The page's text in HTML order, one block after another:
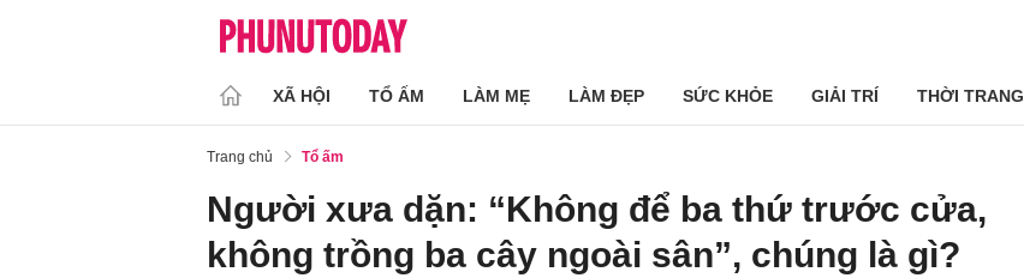
XÃ HỘI TỔ ẤM LÀM MẸ LÀM ĐẸP SỨC KHỎE GIẢI TRÍ THỜI TRANG
Trang chủ Tổ ấm
Người xưa dặn: “Không để ba thứ trước cửa,
không trồng ba cây ngoài sân”, chúng là gì?